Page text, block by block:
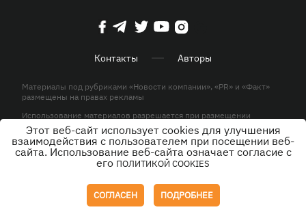
Контакты Авторы
Материалы под рубриками «Новости компании», «PR» и «Факт»
размещены на правах рекламы
Использование материалов разрешается при размещении
активной гиперссылки на KP.UA в первом абзаце.
© ООО «ЮЛАВ МЕДИА»,2026. Все права защищены.
Этот веб-сайт использует cookies для улучшения
взаимодействия с пользователем при посещении веб-
сайта. Использование веб-сайта означает согласие с
его ПОЛИТИКОЙ COOKIES
СОГЛАСЕН ПОДРОБНЕЕ